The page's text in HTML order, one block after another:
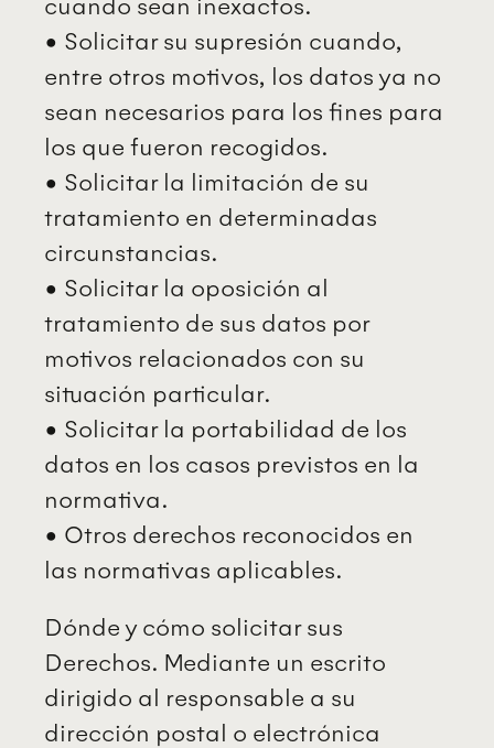
• Solicitar su supresión cuando,
entre otros motivos, los datos ya no
sean necesarios para los fines para
los que fueron recogidos.
• Solicitar la limitación de su
tratamiento en determinadas
circunstancias.
• Solicitar la oposición al
tratamiento de sus datos por
motivos relacionados con su
situación particular.
• Solicitar la portabilidad de los
datos en los casos previstos en la
normativa.
• Otros derechos reconocidos en
las normativas aplicables.
Dónde y cómo solicitar sus
Derechos. Mediante un escrito
dirigido al responsable a su
dirección postal o electrónica